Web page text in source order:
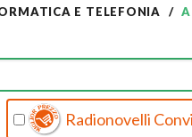
E TELEFONIA
Radionovelli